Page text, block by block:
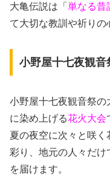
大亀伝説は「 単なる昔
て大切な教訓や祈りの
小野屋十七夜観音
小野屋十七夜観音祭
に染め上げる花火大会
夏の夜空に次々と咲
彩り、地元の人々だけ
を届けます。